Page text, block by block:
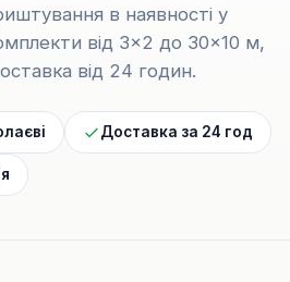
в наявності у
від 3×2 до 30×10 м,
від 24 годин.
Доставка за 24 год